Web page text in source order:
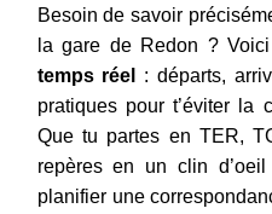
Besoin de savoir
la gare de Redon ?
temps réel
: départs,
pratiques pour t’éviter la
Que tu partes en TER,
repères en un clin
planifier une